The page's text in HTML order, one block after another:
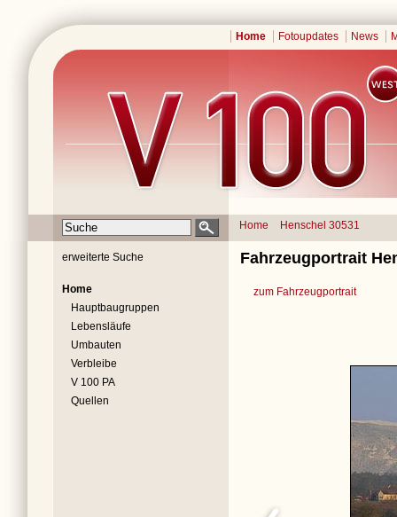
Home Fotoupdates News
Home Henschel 30531
erweiterte Suche
Home
Hauptbaugruppen
Lebensläufe
Umbauten
Verbleibe
V 100 PA
Quellen
Fahrzeugportrait
zum Fahrzeugportrait